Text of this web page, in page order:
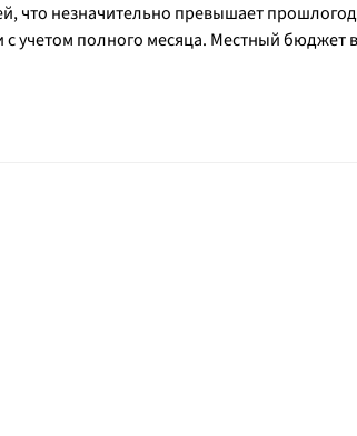
что незначительно превышает
с учетом полного месяца. Местный бюджет